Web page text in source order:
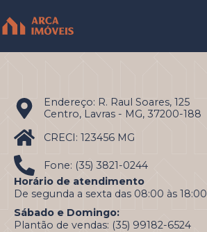
Endereço: R. Raul Soares, 125
Centro, Lavras - MG, 37200-188
CRECI: 123456 MG
Fone: (35) 3821-0244
Horário de atendimento
De segunda a sexta das 08:00 às 18:00
Sábado e Domingo:
Plantão de vendas: (35) 99182-6524